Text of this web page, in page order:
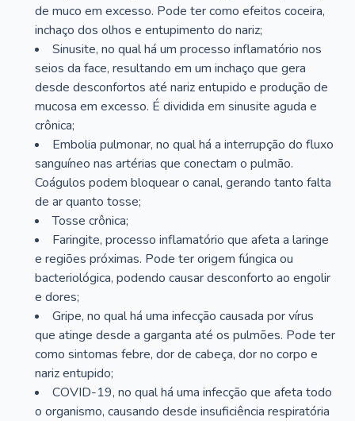
de muco em excesso. Pode ter como efeitos coceira,
inchaço dos olhos e entupimento do nariz;
Sinusite, no qual há um processo inflamatório nos
seios da face, resultando em um inchaço que gera
desde desconfortos até nariz entupido e produção de
mucosa em excesso. É dividida em sinusite aguda e
crônica;
Embolia pulmonar, no qual há a interrupção do fluxo
sanguíneo nas artérias que conectam o pulmão.
Coágulos podem bloquear o canal, gerando tanto falta
de ar quanto tosse;
Tosse crônica;
Faringite, processo inflamatório que afeta a laringe
e regiões próximas. Pode ter origem fúngica ou
bacteriológica, podendo causar desconforto ao engolir
e dores;
Gripe, no qual há uma infecção causada por vírus
que atinge desde a garganta até os pulmões. Pode ter
como sintomas febre, dor de cabeça, dor no corpo e
nariz entupido;
COVID-19, no qual há uma infecção que afeta todo
o organismo, causando desde insuficiência respiratória